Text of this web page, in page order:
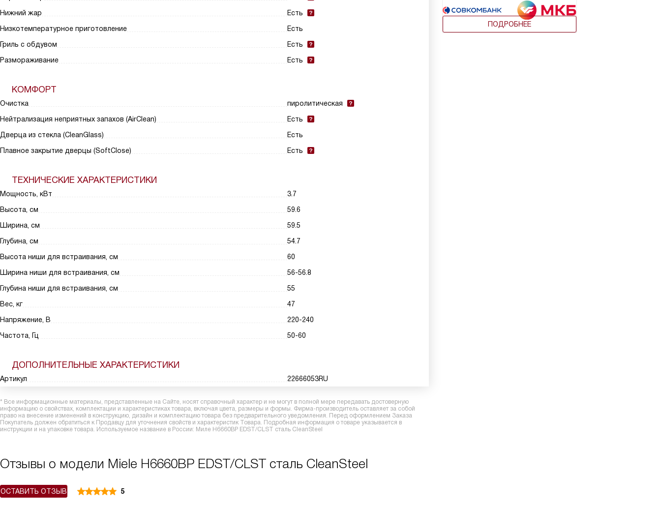
ПОДРОБНЕЕ
Нижний жар
Есть
Низкотемпературное приготовление
Есть
Гриль с обдувом
Есть
Размораживание
Есть
КОМФОРТ
Очистка
пиролитическая
Нейтрализация неприятных запахов (AirClean)
Есть
Дверца из стекла (CleanGlass)
Есть
Плавное закрытие дверцы (SoftClose)
Есть
ТЕХНИЧЕСКИЕ ХАРАКТЕРИСТИКИ
Мощность, кВт
3.7
Высота, см
59.6
Ширина, см
59.5
Глубина, см
54.7
Высота ниши для встраивания, см
60
Ширина ниши для встраивания, см
56-56.8
Глубина ниши для встраивания, см
55
Вес, кг
47
Напряжение, В
220-240
Частота, Гц
50-60
ДОПОЛНИТЕЛЬНЫЕ ХАРАКТЕРИСТИКИ
Артикул 22666053RU
* Все информационные материалы, представленные на Сайте, носят справочный характер и не могут в полной мере передавать достоверную
информацию о свойствах, комплектации и характеристиках товара, включая цвета, размеры и формы. Фирма-производитель оставляет за собой
право на внесение изменений в конструкцию, дизайн и комплектацию товара без предварительного уведомления. Перед оформлением Заказа
Покупатель должен обратиться к Продавцу для уточнения свойств и характеристик Товара. Подробная информация о товаре указывается в
инструкции и на упаковке товара. Используемое название в России: Миле H6660BP EDST/CLST сталь CleanSteel
Отзывы о модели Miele H6660BP EDST/CLST сталь CleanSteel
5
ОСТАВИТЬ ОТЗЫВ